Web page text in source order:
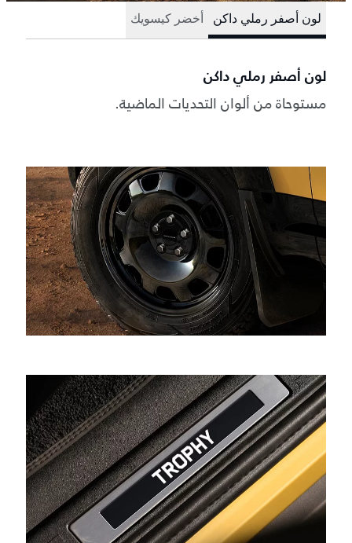
لون أصفر رملي داكن أخضر كيسويك
لون أصفر رملي داكن
مستوحاة من ألوان التحديات الماضية.